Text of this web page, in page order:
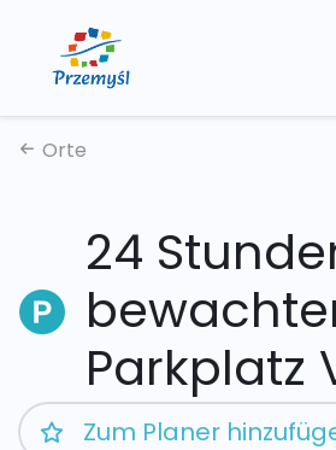
Orte
24
Parkplatz
Zum Planer